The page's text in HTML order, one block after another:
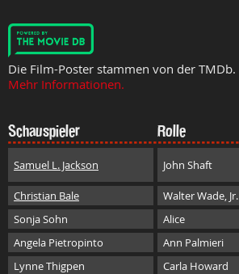
Die Film-Poster stammen von der TMDb.
Mehr Informationen.
Schauspieler Rolle
Samuel L. Jackson John Shaft
Christian Bale
Walter Wade, Jr.
Sonja Sohn
Alice
Angela Pietropinto
Ann Palmieri
Lynne Thigpen
Carla Howard